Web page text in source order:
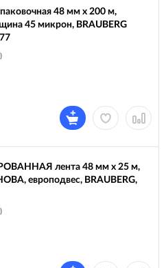
48 мм х 200 м,
45 микрон, BRAUBERG
лента 48 мм х 25 м,
европодвес, BRAUBERG,